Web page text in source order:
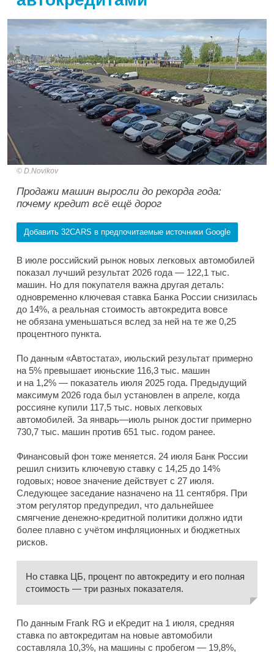
D.Novikov
Продажи машин выросли до рекорда года:
почему кредит всё ещё дорог
Добавить 32CARS в предпочитаемые источники Google
В июле российский рынок новых легковых автомобилей
показал лучший результат 2026 года — 122,1 тыс.
машин. Но для покупателя важна другая деталь:
одновременно ключевая ставка Банка России снизилась
до 14%, а реальная стоимость автокредита вовсе
не обязана уменьшаться вслед за ней на те же 0,25
процентного пункта.
По данным «Автостата», июльский результат примерно
на 5% превышает июньские 116,3 тыс. машин
и на 1,2% — показатель июля 2025 года. Предыдущий
максимум 2026 года был установлен в апреле, когда
россияне купили 117,5 тыс. новых легковых
автомобилей. За январь—июль рынок достиг примерно
730,7 тыс. машин против 651 тыс. годом ранее.
Финансовый фон тоже меняется. 24 июля Банк России
решил снизить ключевую ставку с 14,25 до 14%
годовых; новое значение действует с 27 июля.
Следующее заседание назначено на 11 сентября. При
этом регулятор предупредил, что дальнейшее
смягчение денежно-кредитной политики должно идти
более плавно с учётом инфляционных и бюджетных
рисков.
Но ставка ЦБ, процент по автокредиту и его полная
стоимость — три разных показателя.
По данным Frank RG и еКредит на 1 июля, средняя
ставка по автокредитам на новые автомобили
составляла 10,3%, на машины с пробегом — 19,8%,